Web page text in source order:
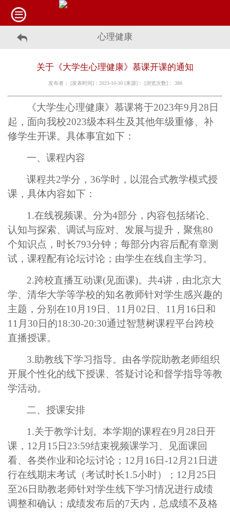
心理健康
关于《大学生心理健康》慕课开课的通知
发布者： [发表时间]：2023-10-30 [来源]： [浏览次数]： 388
《大学生心理健康》慕课将于2023年9 月 28 日
起，面向我校2023级本科生及其他年级重修、补
修学生开课。具体事宜如下：
一、课程内容
课程共2学分， 36学时，以混合式教学模式授
课，具体内容如下：
1.在线视频课。分为4部分，内容包括绪论、
认知与探索、调试与应对、发展与提升，聚焦80
个知识点，时长793分钟；每部分内容后配有章测
试，课程配有论坛讨论；由学生在线自主学习。
2.跨校直播互动课(见面课)。共4讲，由北京大
学、清华大学等学校的知名教师针对学生感兴趣的
主题，分别在10 月 19 日、 11 月 02 日、 11 月 16 日和
11 月 30 日的18:30-20:30通过智慧树课程平台跨校
直播授课。
3.助教线下学习指导。由各学院助教老师组织
开展个性化的线下授课、答疑讨论和督学指导等教
学活动。
二、授课安排
1.关于教学计划。本学期的课程在9 月 28 日开
课， 12 月 15 日 23:59结束视频课学习、见面课回
看、各类作业和论坛讨论； 12 月 16 日-12 月 21 日进
行在线期末考试（考试时长1.5小时）； 12 月 25 日
至26 日助教老师针对学生线下学习情况进行成绩
调整和确认；成绩发布后的7天内，总成绩不及格